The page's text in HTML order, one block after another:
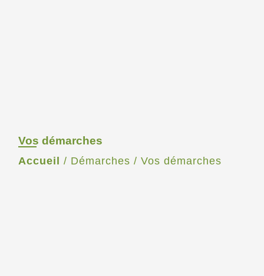
Vos démarches
Accueil / Démarches / Vos démarches